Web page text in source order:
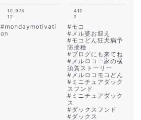
10,974
12
#mondaymotivati
on
410
2
#モコ
# メル婆お迎え
#モコどん狂犬病予
防接種
#ブログにも来てね
# メルロコ一家の横
須賀ストーリー
# メルロコモコどん
# ミニチュアダック
スフンド
# ミニチュアダック
ス
#ダックスフンド
#ダックス